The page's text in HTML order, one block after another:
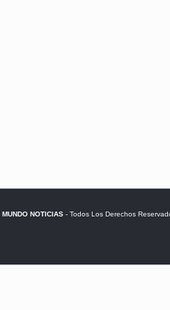
MUNDO NOTICIAS- Todos Los Derechos